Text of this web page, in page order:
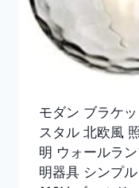
モダン ブラケ
スタル 北欧風
明 ウォールラ
明器具 シンプ